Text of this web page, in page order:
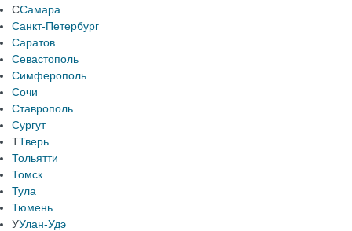
ССамара
Санкт-Петербург
Саратов
Севастополь
Симферополь
Сочи
Ставрополь
Сургут
ТТверь
Тольятти
Томск
Тула
Тюмень
УУлан-Удэ